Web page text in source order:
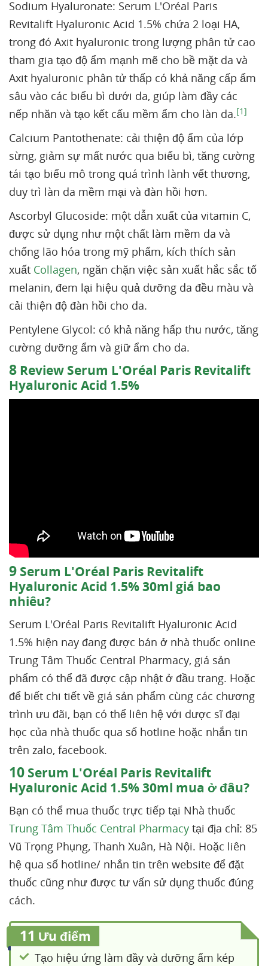
Sodium Hyaluronate: Serum L'Oréal Paris
Revitalift Hyaluronic Acid 1.5% chứa 2 loại HA,
trong đó Axit hyaluronic trong lượng phân tử cao
tham gia tạo độ ẩm mạnh mẽ cho bề mặt da và
Axit hyaluronic phân tử thấp có khả năng cấp ẩm
sâu vào các biểu bì dưới da, giúp làm đầy các
nếp nhăn và tạo kết cấu mềm ẩm cho làn da.[1]
Calcium Pantothenate: cải thiện độ ẩm của lớp
sừng, giảm sự mất nước qua biểu bì, tăng cường
tái tạo biểu mô trong quá trình lành vết thương,
duy trì làn da mềm mại và đàn hồi hơn.
Ascorbyl Glucoside: một dẫn xuất của vitamin C,
được sử dụng như một chất làm mềm da và
chống lão hóa trong mỹ phẩm, kích thích sản
xuất Collagen, ngăn chặn việc sản xuất hắc sắc tố
melanin, đem lại hiệu quả dưỡng da đều màu và
cải thiện độ đàn hồi cho da.
Pentylene Glycol: có khả năng hấp thu nước, tăng
cường dưỡng ẩm và giữ ẩm cho da.
8 Review Serum L'Oréal Paris Revitalift
Hyaluronic Acid 1.5%
9 Serum L'Oréal Paris Revitalift
Hyaluronic Acid 1.5% 30ml giá bao
nhiêu?
Serum L'Oréal Paris Revitalift Hyaluronic Acid
1.5% hiện nay đang được bán ở nhà thuốc online
Trung Tâm Thuốc Central Pharmacy, giá sản
phẩm có thể đã được cập nhật ở đầu trang. Hoặc
để biết chi tiết về giá sản phẩm cùng các chương
trình ưu đãi, bạn có thể liên hệ với dược sĩ đại
học của nhà thuốc qua số hotline hoặc nhắn tin
trên zalo, facebook.
10 Serum L'Oréal Paris Revitalift
Hyaluronic Acid 1.5% 30ml mua ở đâu?
Bạn có thể mua thuốc trực tiếp tại Nhà thuốc
Trung Tâm Thuốc Central Pharmacy tại địa chỉ: 85
Vũ Trọng Phụng, Thanh Xuân, Hà Nội. Hoặc liên
hệ qua số hotline/ nhắn tin trên website để đặt
thuốc cũng như được tư vấn sử dụng thuốc đúng
cách.
11 Ưu điểm
Tạo hiệu ứng làm đầy và dưỡng ẩm kép